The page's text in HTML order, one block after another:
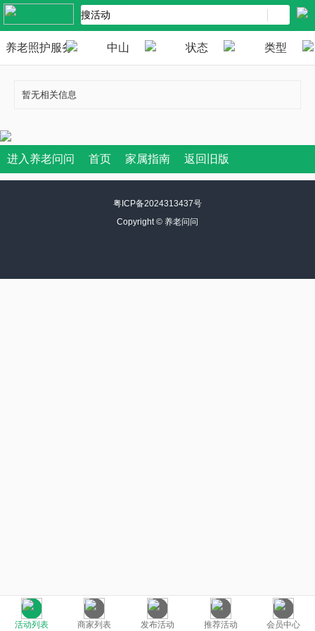
养老照护服务 中山 状态 类型
暂无相关信息
活动列表 商家列表 发布活动 推荐活动 会员中心
进入养老问问 首页 家属指南 返回旧版
粤ICP备2024313437号
Copyright © 养老问问